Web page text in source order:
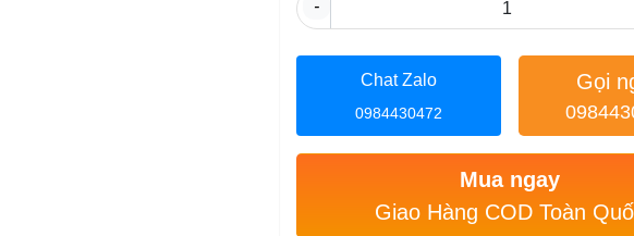
-
Chat Zalo
0984430472
Gọi
Mua ngay
Giao Hàng COD Toàn